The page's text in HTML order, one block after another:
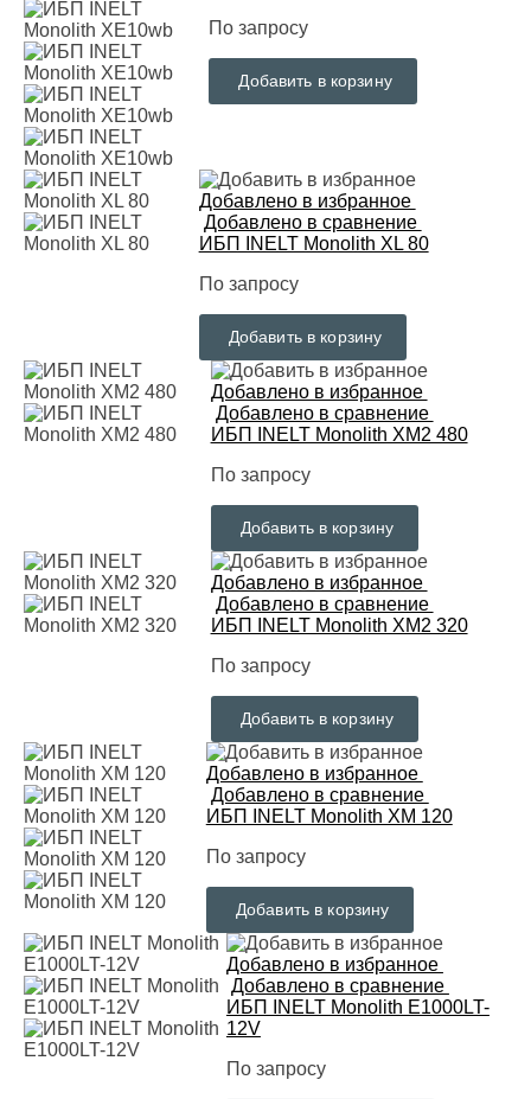
По запросу
Добавить в корзину
Добавлено в избранное
Добавлено в сравнение
ИБП INELT Monolith XL 80
По запросу
Добавить в корзину
Добавлено в избранное
Добавлено в сравнение
ИБП INELT Monolith XM2 480
По запросу
Добавить в корзину
Добавлено в избранное
Добавлено в сравнение
ИБП INELT Monolith XM2 320
По запросу
Добавить в корзину
Добавлено в избранное
Добавлено в сравнение
ИБП INELT Monolith XM 120
По запросу
Добавить в корзину
Добавлено в избранное
Добавлено в сравнение
ИБП INELT Monolith E1000LT-
12V
По запросу